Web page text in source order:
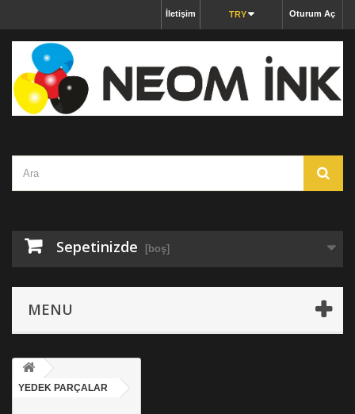
Oturum Aç
TRY
İletişim
Sepetinizde [boş]
MENU
YEDEK PARÇALAR